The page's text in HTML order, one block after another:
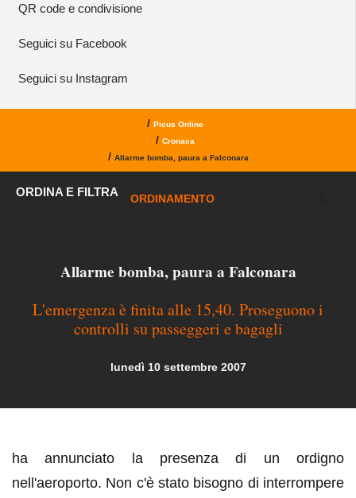
QR code e condivisione
Seguici su Facebook
Seguici su Instagram
/ Picus Online
/ Cronaca
/ Allarme bomba, paura a Falconara
ORDINA E FILTRA
ORDINAMENTO
Allarme bomba, paura a Falconara
L'emergenza è finita alle 15,40. Proseguono i
controlli su passeggeri e bagagli
lunedì 10 settembre 2007
ha annunciato la presenza di un ordigno
nell'aeroporto. Non c'è stato bisogno di interrompere